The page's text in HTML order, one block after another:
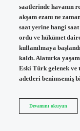
saatlerinde havanın
akşam ezanı ne
saat yerine hangi
ordu ve hükümet
kullanılmaya
kaldı. Alaturka
Eski Türk gelenek ve
adetleri benimsemiş
Devamını okuyun